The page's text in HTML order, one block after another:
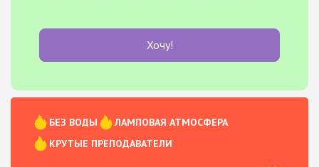
Хочу!
БЕЗ ВОДЫ
ЛАМПОВАЯ АТМОСФЕРА
КРУТЫЕ ПРЕПОДАВАТЕЛИ